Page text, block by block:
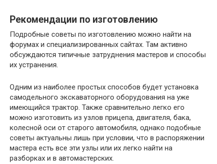
Рекомендации по изготовлению
Подробные советы по изготовлению можно найти на
форумах и специализированных сайтах. Там активно
обсуждаются типичные затруднения мастеров и способы
их устранения.
Одним из наиболее простых способов будет установка
самодельного экскаваторного оборудования на уже
имеющийся трактор. Также сравнительно легко его
можно изготовить из узлов прицепа, двигателя, бака,
колесной оси от старого автомобиля, однако подобные
советы актуальны лишь при условии, что в распоряжении
мастера есть все эти узлы или их легко найти на
разборках и в автомастерских.